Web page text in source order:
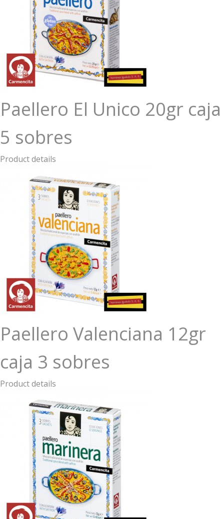
Paellero El Unico 20gr caja
5 sobres
Product details
Paellero Valenciana 12gr
caja 3 sobres
Product details